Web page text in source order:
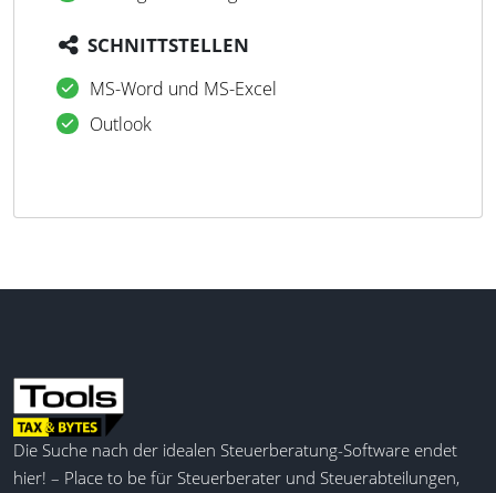
SCHNITTSTELLEN
MS-Word und MS-Excel
Outlook
Die Suche nach der idealen Steuerberatung-Software endet
hier! – Place to be für Steuerberater und Steuerabteilungen,